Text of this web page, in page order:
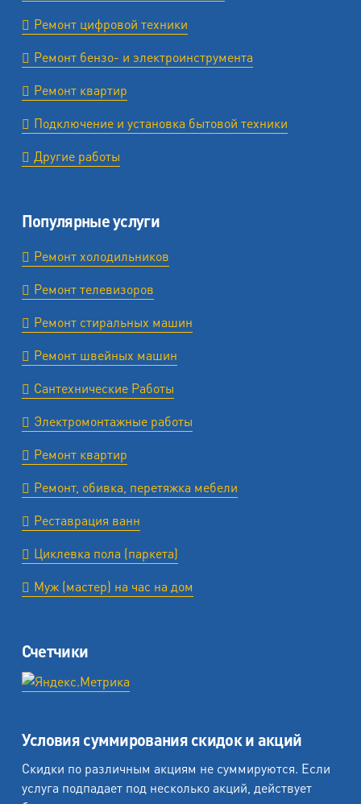
Ремонт цифровой техники
Ремонт бензо- и электроинструмента
Ремонт квартир
Подключение и установка бытовой техники
Другие работы
Популярные услуги
Ремонт холодильников
Ремонт телевизоров
Ремонт стиральных машин
Ремонт швейных машин
Сантехнические Работы
Электромонтажные работы
Ремонт квартир
Ремонт, обивка, перетяжка мебели
Реставрация ванн
Циклевка пола (паркета)
Муж (мастер) на час на дом
Счетчики
Условия суммирования скидок и акций
Скидки по различным акциям не суммируются. Если
услуга подпадает под несколько акций, действует